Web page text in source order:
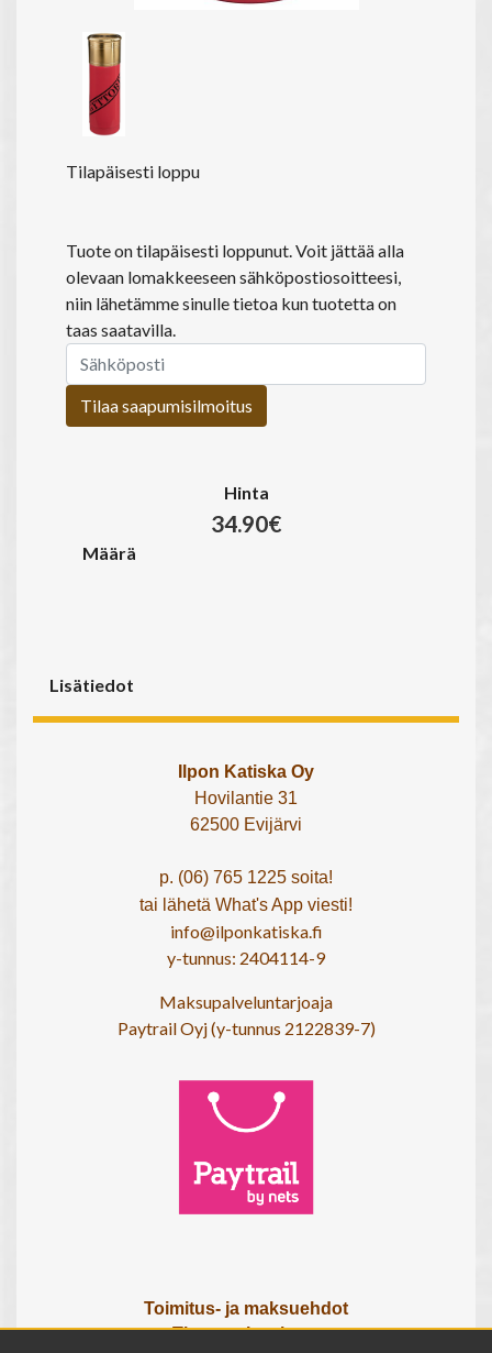
Tilapäisesti loppu
Tuote on tilapäisesti loppunut. Voit jättää alla
olevaan lomakkeeseen sähköpostiosoitteesi,
niin lähetämme sinulle tietoa kun tuotetta on
taas saatavilla.
Tilaa saapumisilmoitus
Hinta
34.90€
Määrä
Lisätiedot
Ilpon Katiska Oy
Hovilantie 31
62500 Evijärvi
p. (06) 765 1225 soita!
tai lähetä What's App viesti!
info@ilponkatiska.fi
y-tunnus: 2404114-9
Maksupalveluntarjoaja
Paytrail Oyj (y-tunnus 2122839-7)
Toimitus- ja maksuehdot
Tietosuojaseloste